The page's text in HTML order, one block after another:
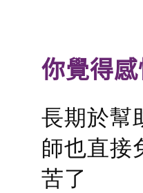
你覺得
長期於幫
師也直接
苦了